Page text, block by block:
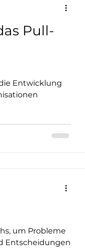
Pull-
Entwicklung
um Probleme
Entscheidungen